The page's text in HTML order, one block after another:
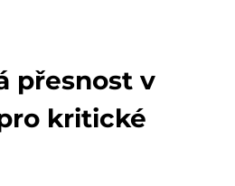
přesnost v
kritické